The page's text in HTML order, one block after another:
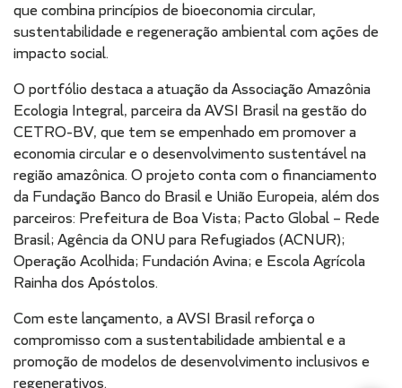
que combina princípios de bioeconomia circular,
sustentabilidade e regeneração ambiental com ações de
impacto social.
O portfólio destaca a atuação da Associação Amazônia
Ecologia Integral, parceira da AVSI Brasil na gestão do
CETRO-BV, que tem se empenhado em promover a
economia circular e o desenvolvimento sustentável na
região amazônica. O projeto conta com o financiamento
da Fundação Banco do Brasil e União Europeia, além dos
parceiros: Prefeitura de Boa Vista; Pacto Global – Rede
Brasil; Agência da ONU para Refugiados (ACNUR);
Operação Acolhida; Fundación Avina; e Escola Agrícola
Rainha dos Apóstolos.
Com este lançamento, a AVSI Brasil reforça o
compromisso com a sustentabilidade ambiental e a
promoção de modelos de desenvolvimento inclusivos e
regenerativos.